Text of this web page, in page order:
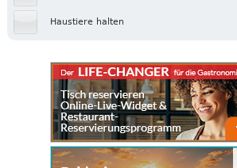
Haustiere halten